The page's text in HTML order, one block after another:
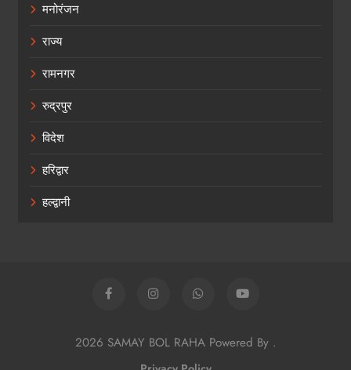
मनोरंजन
राज्य
रामनगर
रुद्रपुर
विदेश
हरिद्वार
हल्द्वानी
2026 SAMAY BOL RAHA Powered By .